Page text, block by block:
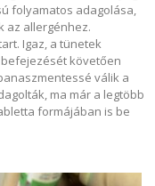
folyamatos adagolása,
az allergénhez.
Igaz, a tünetek
követően
válik a
ma már a legtöbb
formájában is be